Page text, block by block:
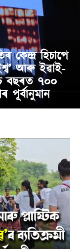
কেন্দ্ৰ হিচাপে
আৰু ইৱাই-
বছৰত ৭০০
পূৰ্বানুমান